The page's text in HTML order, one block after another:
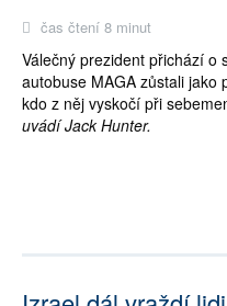
čas čtení 8 minut
Válečný prezident přichází o
autobuse MAGA zůstali jako
kdo z něj vyskočí při
uvádí Jack Hunter.